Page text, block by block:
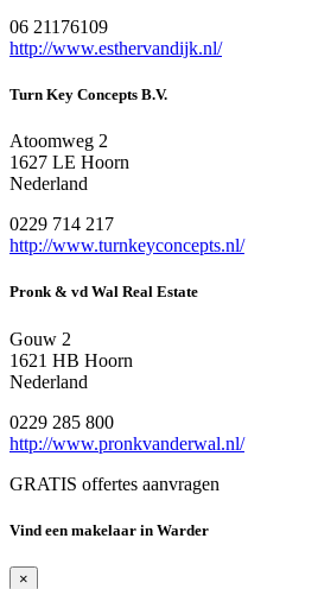
06 21176109
http://www.esthervandijk.nl/
Turn Key Concepts B.V.
Atoomweg 2
1627 LE Hoorn
Nederland
0229 714 217
http://www.turnkeyconcepts.nl/
Pronk & vd Wal Real Estate
Gouw 2
1621 HB Hoorn
Nederland
0229 285 800
http://www.pronkvanderwal.nl/
GRATIS offertes aanvragen
Vind een makelaar in Warder
×